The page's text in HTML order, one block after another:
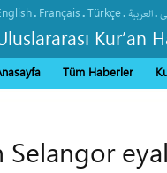
. Français.Türkçe. العربیة.
Kur’an
Tüm Haberler
Selangor